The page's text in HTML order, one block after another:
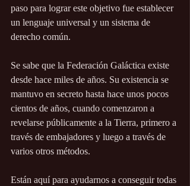
paso para lograr este objetivo fue establecer
un lenguaje universal y un sistema de
derecho común.
Se sabe que la Federación Galáctica existe
desde hace miles de años. Su existencia se
mantuvo en secreto hasta hace unos pocos
cientos de años, cuando comenzaron a
revelarse públicamente a la Tierra, primero a
través de embajadores y luego a través de
varios otros métodos.
Están aquí para ayudarnos a conseguir todas